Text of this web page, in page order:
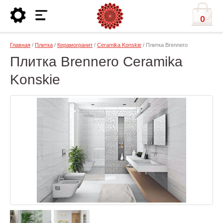
0
Главная / Плитка / Керамогранит / Ceramika Konskie / Плитка Brennero
Плитка Brennero Ceramika
Konskie